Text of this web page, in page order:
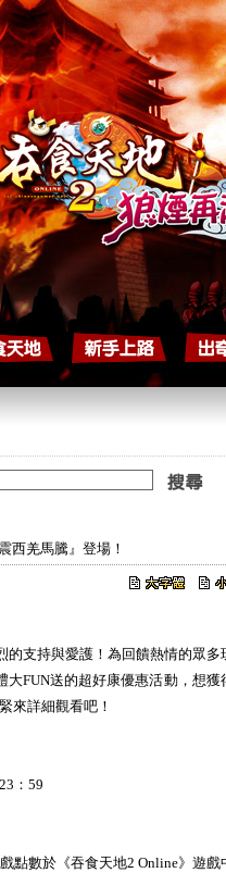
西羌馬騰』登場！
的支持與愛護！為回饋熱情的眾多
FUN送的超好康優惠活動，想獲
來詳細觀看吧！
：59
點數於《吞食天地2 Online》遊戲